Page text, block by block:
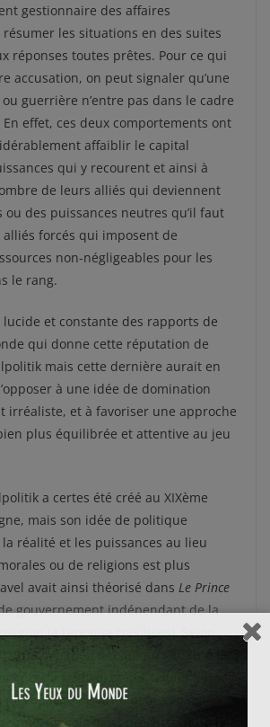
gestionnaire des affaires
les situations en des suites
réponses toutes prêtes. Pour ce qui
accusation, on peut signaler qu’une
guerrière n’entre pas dans le cadre
effet, ces deux comportements ont
affaiblir le capital
qui y recourent et ainsi à
de leurs alliés qui deviennent
ou des puissances neutres qu’il faut
forcés qui imposent de
non-négligeables pour les
le rang.
lucide et constante des rapports de
qui donne cette réputation de
mais cette dernière aurait en
à une idée de domination
irréaliste, et à favoriser une approche
plus équilibrée et attentive au jeu
a certes été créé au XIXème
mais son idée de politique
la réalité et les puissances au lieu
ou de religions est plus
avait ainsi théorisé dans Le Prince
gouvernement indépendant de la
(à l’époque très liées). Selon
prince doit être celui qui s’adapte le
(la
(la capacité devirtu) pour son
En cela il est précurseur de la